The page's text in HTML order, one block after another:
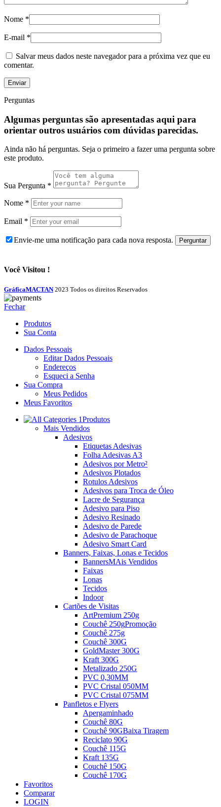
Nome *
E-mail *
Salvar meus dados neste navegador para a próxima vez que eu
comentar.
Perguntas
Algumas perguntas são apresentadas aqui para
orientar outros usuários com dúvidas parecidas.
Ainda não há perguntas. Seja o primeiro a fazer uma pergunta sobre
este produto.
Sua Pergunta *
Nome *
Email *
Envie-me uma notificação para cada nova resposta.
Você Visitou !
GráficaMACTAN 2023 Todos os direitos Reservados
Fechar
Produtos
Sua Conta
Dados Pessoais
Editar Dados Pessoais
Endereços
Esqueci a Senha
Sua Compra
Meus Pedidos
Meus Favoritos
Produtos
Mais Vendidos
Adesivos
Etiquetas Adesivas
Folha Adesivas A3
Adesivos por Metro²
Adesivos Plotados
Rotulos Adesivos
Adesivos para Troca de Óleo
Lacre de Segurança
Adesivo para Piso
Adesivo Resinado
Adesivo de Parede
Adesivo de Parachoque
Adesivo Smart Card
Banners, Faixas, Lonas e Tecidos
BannersMAis Vendidos
Faixas
Lonas
Tecidos
Indoor
Cartões de Visitas
ArtPremium 250g
Couchê 250gPromoção
Couchê 275g
Couchê 300G
GoldMaster 300G
Kraft 300G
Metalizado 250G
PVC 0,30MM
PVC Cristal 050MM
PVC Cristal 075MM
Panfletos e Flyers
Apergaminhado
Couchê 80G
Couchê 90GBaixa Tiragem
Reciclato 90G
Couchê 115G
Kraft 135G
Couchê 150G
Couchê 170G
Favoritos
Comparar
LOGIN